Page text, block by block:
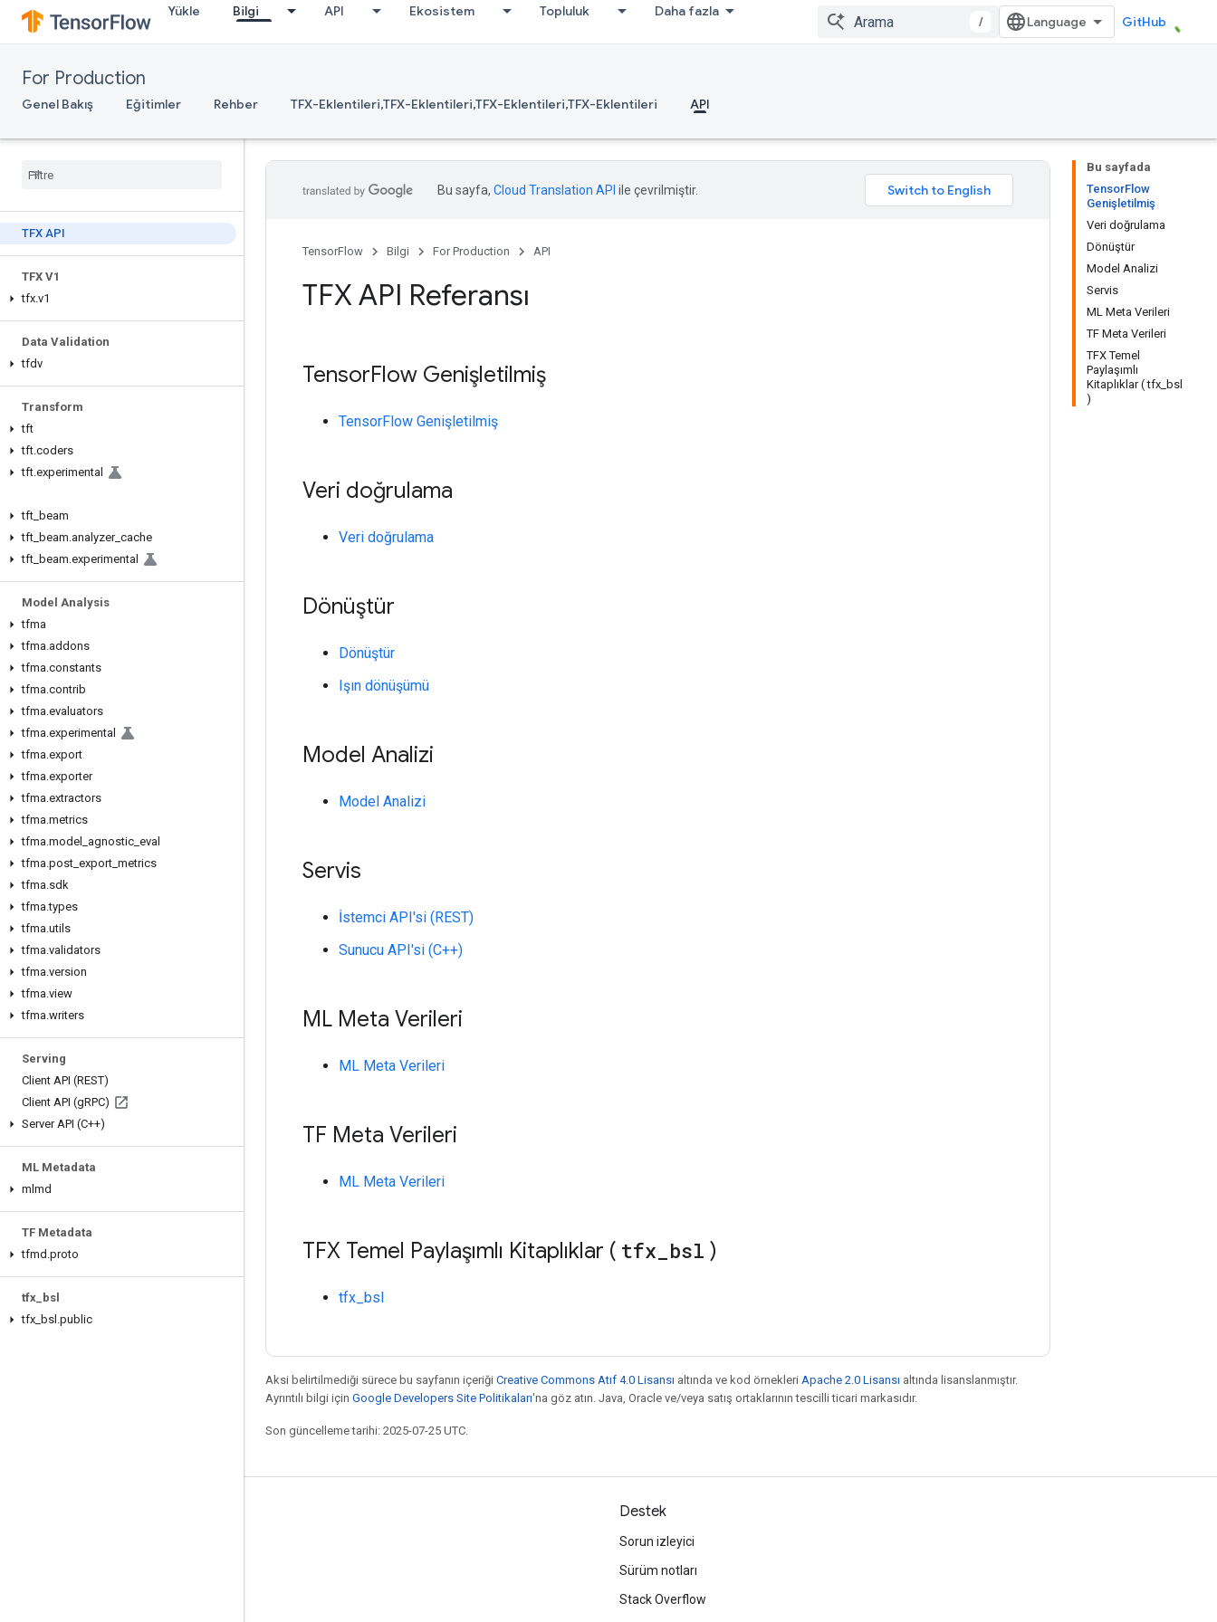
Yükle Bilgi API Ekosistem Topluluk Daha fazla
/ GitHub
For Production
Genel Bakış Eğitimler Rehber TFX-Eklentileri,TFX-Eklentileri,TFX-Eklentileri,TFX-Eklentileri API
TFX API
TFX V1
tfx.v1
Data Validation
tfdv
Transform
tft
tft.coders
tft.experimental
tft beam
tft beam.analyzer_ cache
tft beam.experimental
Model Analysis
tfma
tfma.addons
tfma.constants
tfma.contrib
tfma.evaluators
tfma.experimental
tfma.export
tfma.exporter
tfma.extractors
tfma.metrics
tfma.model agnostic eval
tfma.post export metrics
tfma.sdk
tfma.types
tfma.utils
tfma.validators
tfma.version
tfma.view
tfma.writers
Serving
Client API (REST)
Client API (gRPC)
Server API (C++)
ML Metadata
mlmd
TF Metadata
tfmd .proto
tfx bsl
tfx bsl .public
Bu sayfada
TensorFlow
Genişletilmiş
Veri doğrulama
Dönüştür
Model Analizi
Servis
ML Meta Verileri
TF Meta Verileri
TFX Temel
Paylaşımlı
Kitaplıklar ( tfx_bsl
)
Bu sayfa, Cloud Translation API ile çevrilmiştir.
TensorFlow Bilgi For Production API
TFX API Referansı
TensorFlow Genişletilmiş
TensorFlow Genişletilmiş
Veri doğrulama
Veri doğrulama
Dönüştür
Dönüştür
Işın dönüşümü
Model Analizi
Model Analizi
Servis
İstemci API'si (REST)
Sunucu API'si (C++)
ML Meta Verileri
ML Meta Verileri
TF Meta Verileri
ML Meta Verileri
TFX Temel Paylaşımlı Kitaplıklar ( tfx bsl )
tfx_bsl
Aksi belirtilmediği sürece bu sayfanın içeriği Creative Commons Atıf 4.0 Lisansı altında ve kod örnekleri Apache 2.0 Lisansı altında lisanslanmıştır.
Ayrıntılı bilgi için Google Developers Site Politikaları'na göz atın. Java, Oracle ve/veya satış ortaklarının tescilli ticari markasıdır.
Son güncelleme tarihi: 2025-07-25 UTC.
Destek
Sorun izleyici
Sürüm notları
Stack Overflow